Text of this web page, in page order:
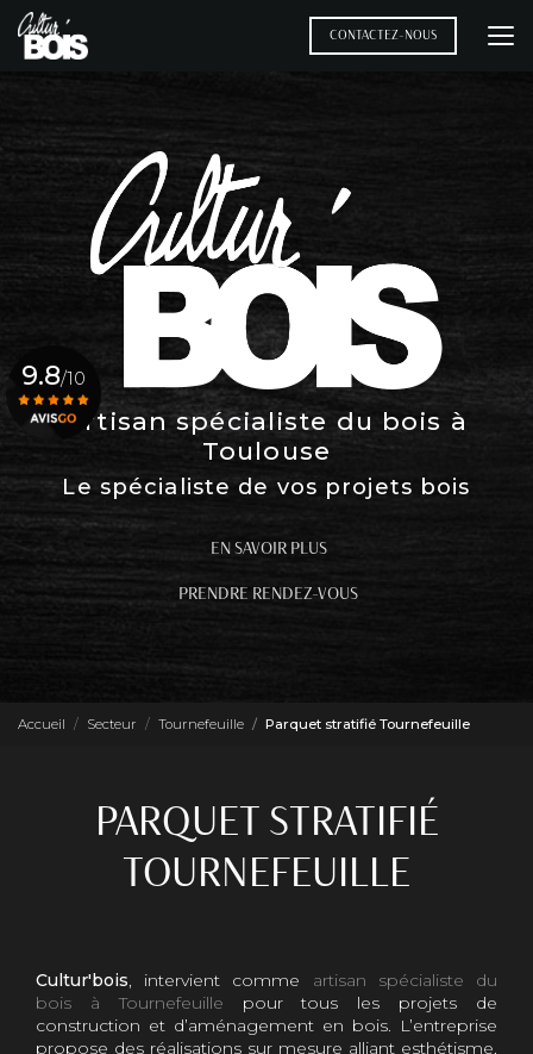
Aller
au
contenu
CONTACTEZ-NOUS
Artisan spécialiste du bois à
Toulouse
Le spécialiste de vos projets bois
EN SAVOIR PLUS
PRENDRE RENDEZ-VOUS
9.8/10
Accueil Secteur Tournefeuille Parquet stratifié Tournefeuille
PARQUET STRATIFIÉ
TOURNEFEUILLE
Cultur'bois, intervient comme artisan spécialiste du
bois à Tournefeuille pour tous les projets de
construction et d’aménagement en bois. L’entreprise
propose des réalisations sur mesure alliant esthétisme,